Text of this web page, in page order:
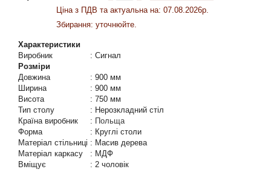
Ціна з ПДВ та актуальна на: 07.08.2026р.
Збирання: уточнюйте.
Характеристики
Виробник
: Сигнал
Розміри
Довжина
: 900 мм
Ширина
: 900 мм
Висота
: 750 мм
Тип столу
: Нерозкладний стіл
Країна виробник
: Польща
Форма
: Круглі столи
Матеріал стільниці : Масив дерева
Матеріал каркасу
: МДФ
Вміщує
: 2 чоловік